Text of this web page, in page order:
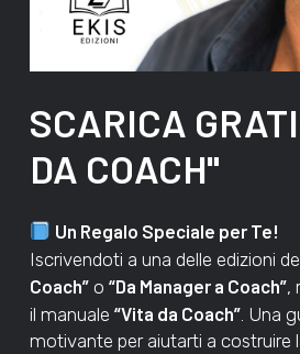
SCARICA
DA COACH"
Un Regalo Speciale per Te!
Iscrivendoti a una delle edizioni
Coach” o“Da Manager a Coach”,
il manuale“Vita da Coach” . Una
motivante per aiutarti a costruire